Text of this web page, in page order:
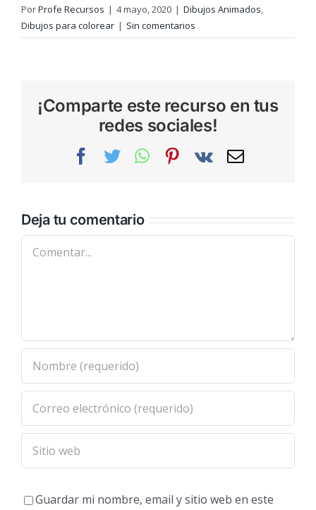
PorProfe Recursos | 4 mayo, 2020 | Dibujos Animados,
Dibujos para colorear | Sin comentarios
¡Comparte este recurso en tus
redes sociales!
Facebook
TwitterWhatsAppPinterest
Vk
Correo
Deja tu comentario
Comentar
Guardar mi nombre, email y sitio web en este